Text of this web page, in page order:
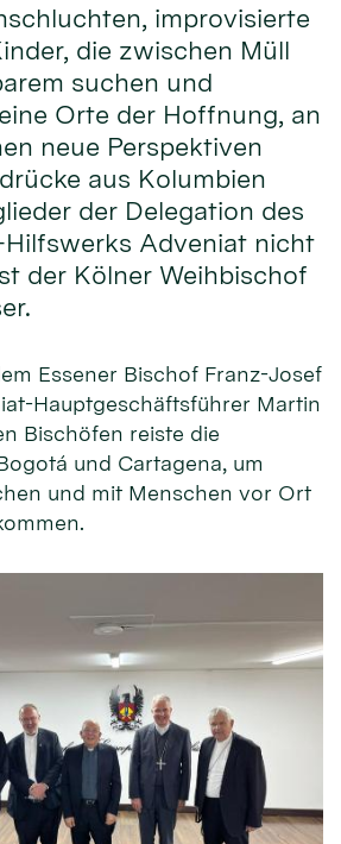
improvisierte
die zwischen Müll
suchen und
Orte der Hoffnung, an
neue Perspektiven
aus Kolumbien
der Delegation des
Hilfswerks Adveniat nicht
der Kölner Weihbischof
Essener Bischof Franz-Josef
Hauptgeschäftsführer Martin
Bischöfen reiste die
und Cartagena, um
und mit Menschen vor Ort